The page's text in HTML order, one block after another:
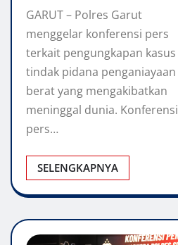
GARUT – Polres Garut
menggelar konferensi pers
terkait pengungkapan kasus
tindak pidana penganiayaan
berat yang mengakibatkan
meninggal dunia. Konferensi
pers…
SELENGKAPNYA